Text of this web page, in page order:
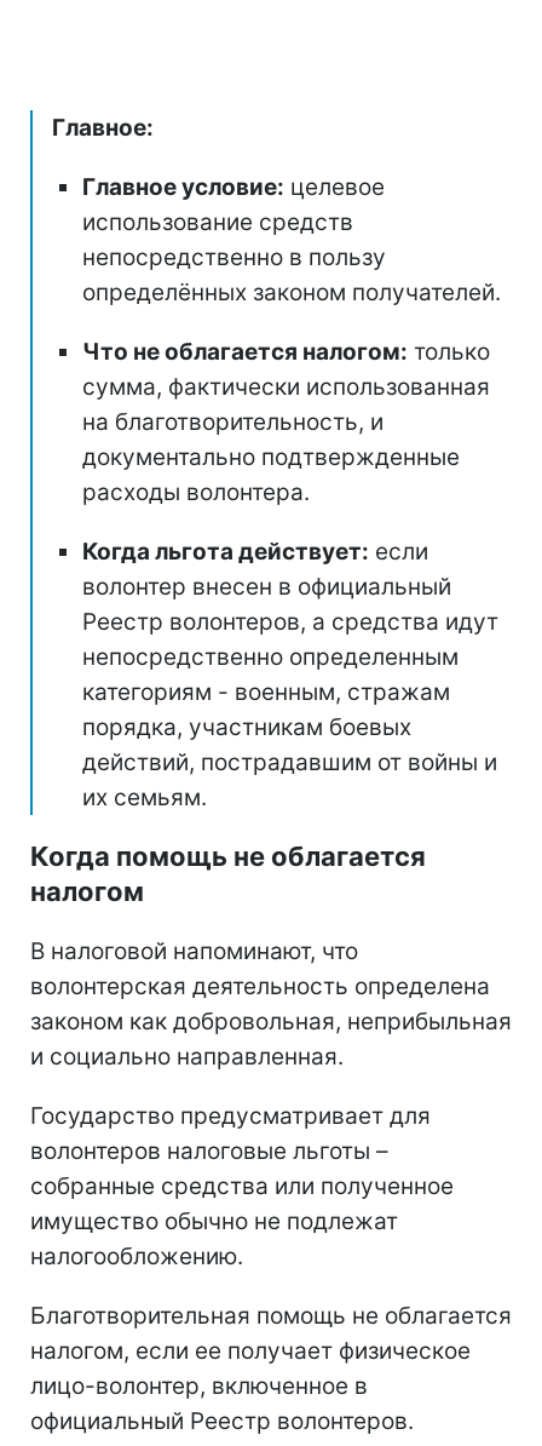
Главное:
Главное условие: целевое
использование средств
непосредственно в пользу
определённых законом получателей.
Что не облагается налогом: только
сумма, фактически использованная
на благотворительность, и
документально подтвержденные
расходы волонтера.
Когда льгота действует: если
волонтер внесен в официальный
Реестр волонтеров, а средства идут
непосредственно определенным
категориям - военным, стражам
порядка, участникам боевых
действий, пострадавшим от войны и
их семьям.
Когда помощь не облагается
налогом
В налоговой напоминают, что
волонтерская деятельность определена
законом как добровольная, неприбыльная
и социально направленная.
Государство предусматривает для
волонтеров налоговые льготы –
собранные средства или полученное
имущество обычно не подлежат
налогообложению.
Благотворительная помощь не облагается
налогом, если ее получает физическое
лицо-волонтер, включенное в
официальный Реестр волонтеров.